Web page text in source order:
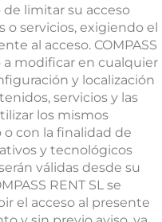
de limitar su acceso
servicios, exigiendo el
al acceso. COMPASS
a modificar en cualquier
y localización
servicios y las
los mismos
con la finalidad de
y tecnológicos
válidas desde su
RENT SL se
el acceso al presente